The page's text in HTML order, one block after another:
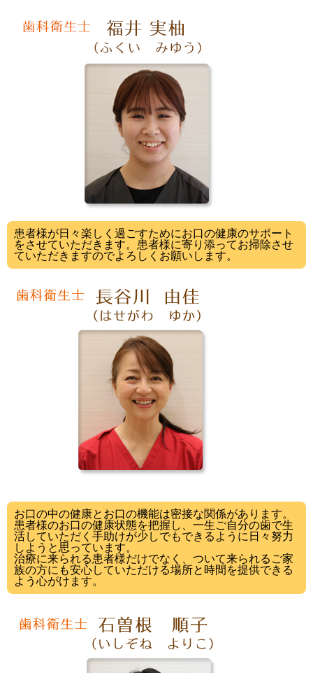
患者様が日々楽しく過ごすためにお口の健康のサポート
をさせていただきます。患者様に寄り添ってお掃除させ
ていただきますのでよろしくお願いします。
お口の中の健康とお口の機能は密接な関係があります。
患者様のお口の健康状態を把握し、一生ご自分の歯で生
活していただく手助けが少しでもできるように日々努力
しようと思っています。
治療に来られる患者様だけでなく、ついて来られるご家
族の方にも安心していただける場所と時間を提供できる
よう心がけます。